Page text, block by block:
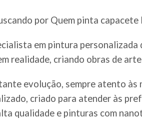
por Quem pinta
em pintura
realidade, criando obras de
evolução, sempre atento
criado para atender às
qualidade e pinturas com